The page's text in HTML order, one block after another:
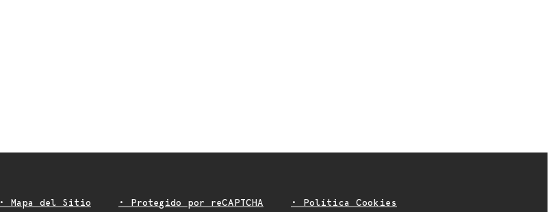
• Mapa del Sitio • Protegido por reCAPTCHA • Política Cookies